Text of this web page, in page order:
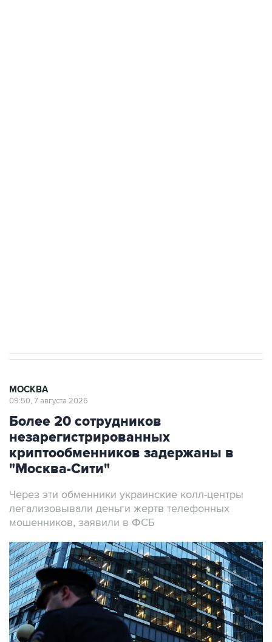
МОСКВА
09:50, 7 августа 2026
Более 20 сотрудников
незарегистрированных
криптообменников задержаны в
"Москва-Сити"
Через эти обменники украинские колл-центры
легализовывали деньги жертв телефонных
мошенников, заявили в ФСБ